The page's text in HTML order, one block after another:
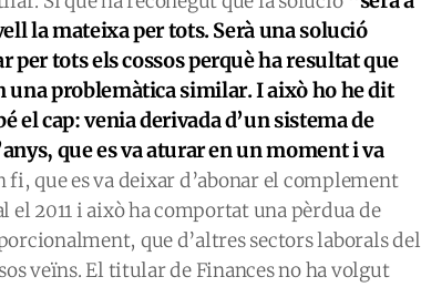
la mateixa per tots. Serà una solució
per tots els cossos perquè ha resultat que
una problemàtica similar. I això ho he dit
el cap: venia derivada d’un sistema de
que es va aturar en un moment i va
fi, que es va deixar d’abonar el complement
2011 i això ha comportat una pèrdua de
que d’altres sectors laborals del
veïns. El titular de Finances no ha volgut